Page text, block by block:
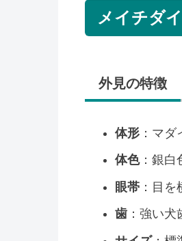
メイチダ
外見の特徴
体形：マダ
体色：銀白
眼帯：目を
歯：強い犬